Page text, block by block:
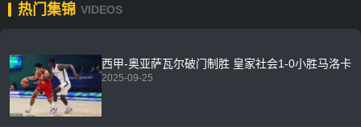
热门集锦 VIDEOS
西甲-奥亚萨瓦尔破门制胜 皇家社会1-0小胜马洛卡
2025-09-25